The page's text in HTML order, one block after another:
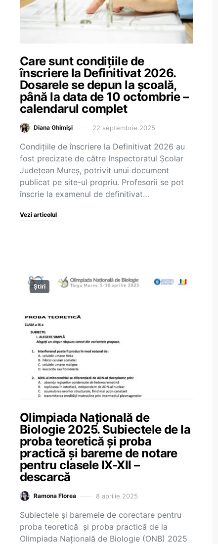
Care sunt condițiile de
înscriere la Definitivat 2026.
Dosarele se depun la școală,
până la data de 10 octombrie –
calendarul complet
Diana Ghimiși 22 septembrie 2025
Condițiile de înscriere la Definitivat 2026 au
fost precizate de către Inspectoratul Școlar
Județean Mureș, potrivit unui document
publicat pe site-ul propriu. Profesorii se pot
înscrie la examenul de definitivat…
Vezi articolul
Știri
Olimpiada Națională de
Biologie 2025. Subiectele de la
proba teoretică și proba
practică și bareme de notare
pentru clasele IX-XII –
descarcă
Ramona Florea 8 aprilie 2025
Subiectele și baremele de corectare pentru
proba teoretică și proba practică de la
Olimpiada Națională de Biologie (ONB) 2025